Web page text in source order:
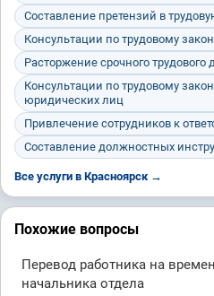
Составление претензий в
Консультации по трудовому
Расторжение срочного трудового
Консультации по трудовому
юридических лиц
Привлечение сотрудников к
Составление должностных
Все услуги в Красноярск →
Похожие вопросы
Перевод работника на
начальника отдела